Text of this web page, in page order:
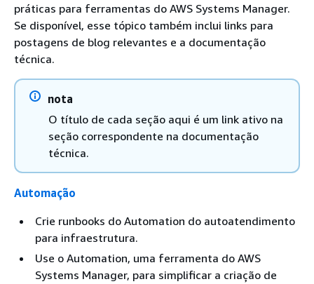
práticas para ferramentas do AWS Systems Manager.
Se disponível, esse tópico também inclui links para
postagens de blog relevantes e a documentação
técnica.
nota
O título de cada seção aqui é um link ativo na
seção correspondente na documentação
técnica.
Automação
Crie runbooks do Automation do autoatendimento
para infraestrutura.
Use o Automation, uma ferramenta do AWS
Systems Manager, para simplificar a criação de